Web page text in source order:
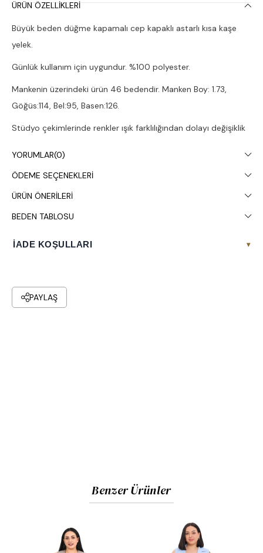
ÜRÜN ÖZELLIKLERI
Büyük beden düğme kapamalı cep kapaklı astarlı kısa kaşe
yelek.
Günlük kullanım için uygundur. %100 polyester.
Mankenin üzerindeki ürün 46 bedendir. Manken Boy: 1.73,
Göğüs:114, Bel:95, Basen:126.
Stüdyo çekimlerinde renkler ışık farklılığından dolayı değişiklik
YORUMLAR(0)
ÖDEME SEÇENEKLERI
ÜRÜN ÖNERILERI
BEDEN TABLOSU
İADE KOŞULLARI ▾
PAYLAŞ
Benzer Ürünler